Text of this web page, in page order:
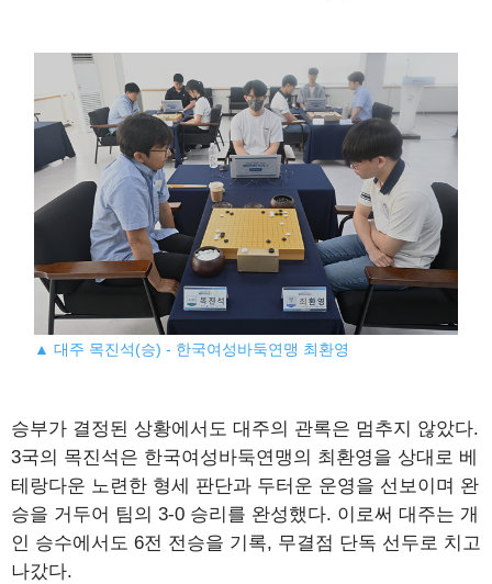
▲ 대주 목진석(승) - 한국여성바둑연맹 최환영
승부가 결정된 상황에서도 대주의 관록은 멈추지 않았다.
3국의 목진석은 한국여성바둑연맹의 최환영을 상대로 베
테랑다운 노련한 형세 판단과 두터운 운영을 선보이며 완
승을 거두어 팀의 3-0 승리를 완성했다. 이로써 대주는 개
인 승수에서도 6전 전승을 기록, 무결점 단독 선두로 치고
나갔다.